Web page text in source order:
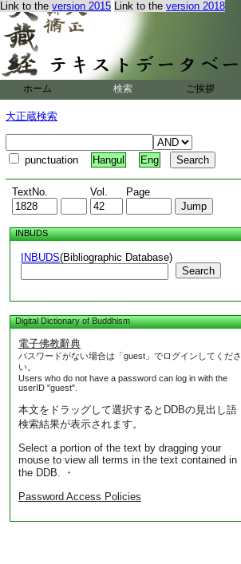
Link to the version 2015 Link to the version 2018
ホーム 検索 ご挨拶
大正蔵検索
punctuation Hangul Eng
TextNo. Vol. Page
INBUDS
INBUDS(Bibliographic Database)
Search
Digital Dictionary of Buddhism
電子佛教辭典
パスワードがない場合は「guest」でログインしてくださ
い。
Users who do not have a password can log in with the
userID "guest".
本文をドラッグして選択するとDDBの見出し語
検索結果が表示されます。
Select a portion of the text by dragging your
mouse to view all terms in the text contained in
the DDB. ・
Password Access Policies